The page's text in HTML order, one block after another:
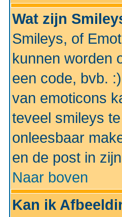
Wat zijn
Smileys, of
kunnen worden
een code, bvb.
van emoticons
teveel smileys
onleesbaar
en de post in
Naar boven
Kan ik